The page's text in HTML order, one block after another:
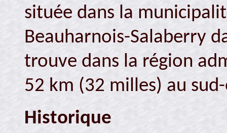
située dans la
Beauharnois-Salaberry
trouve dans la région
52 km (32 milles) au
Historique